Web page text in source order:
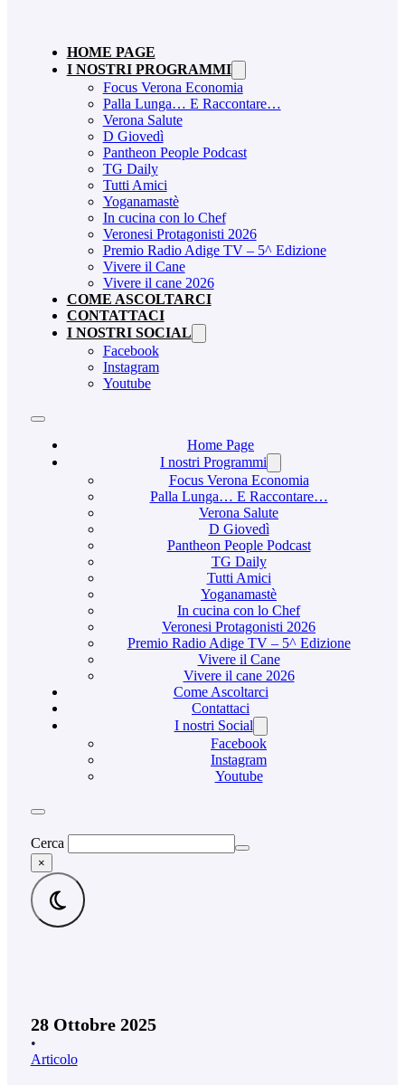
HOME PAGE
I NOSTRI PROGRAMMI
Focus Verona Economia
Palla Lunga… E Raccontare…
Verona Salute
D Giovedì
Pantheon People Podcast
TG Daily
Tutti Amici
Yoganamastè
In cucina con lo Chef
Veronesi Protagonisti 2026
Premio Radio Adige TV – 5^ Edizione
Vivere il Cane
Vivere il cane 2026
COME ASCOLTARCI
CONTATTACI
I NOSTRI SOCIAL
Facebook
Instagram
Youtube
Home Page
I nostri Programmi
Focus Verona Economia
Palla Lunga… E Raccontare…
Verona Salute
D Giovedì
Pantheon People Podcast
TG Daily
Tutti Amici
Yoganamastè
In cucina con lo Chef
Veronesi Protagonisti 2026
Premio Radio Adige TV – 5^ Edizione
Vivere il Cane
Vivere il cane 2026
Come Ascoltarci
Contattaci
I nostri Social
Facebook
Instagram
Youtube
Cerca
×
28 Ottobre 2025
•
Articolo